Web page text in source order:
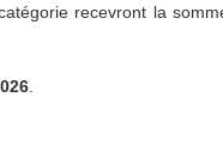
recevront la